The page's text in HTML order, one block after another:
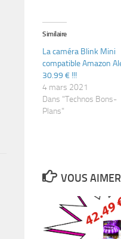
Similaire
La caméra Blink Mini
compatible Amazon
30.99 € !!!
4 mars 2021
Dans "Technos Bons-
Plans"
VOUS